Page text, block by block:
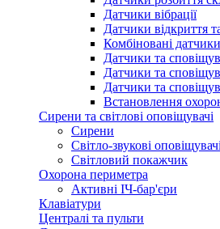
Датчики вібрації
Датчики відкриття
Комбіновані датчики
Датчики та
Датчики та
Датчики та
Встановлення
Сирени та світлові оповіщувачі
Сирени
Світло-звукові оповіщувачі
Світловий покажчик
Охорона периметра
Активні ІЧ-бар'єри
Клавіатури
Централі та пульти